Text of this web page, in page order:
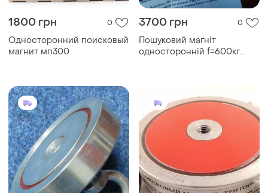
1800 грн 0
Односторонний поисковый
магнит мп300
3700 грн 0
Пошуковий магніт
односторонній f=600кг